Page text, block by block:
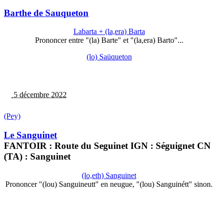
Barthe de Sauqueton
Labarta + (la,era) Barta
Prononcer entre "(la) Barte" et "(la,era) Barto"...
(lo) Saüqueton
5 décembre 2022
(Pey)
Le Sanguinet
FANTOIR : Route du Seguinet IGN : Séguignet CN
(TA) : Sanguinet
(lo,eth) Sanguinet
Prononcer "(lou) Sanguineutt" en neugue, "(lou) Sanguinétt" sinon.